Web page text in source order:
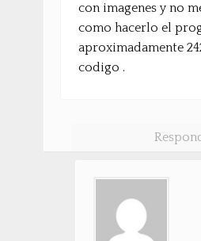
con imagenes y no
como hacerlo el
aproximadamente
codigo .